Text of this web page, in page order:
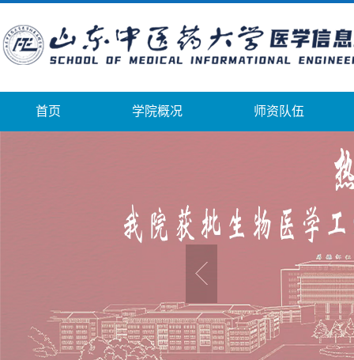
首页 学院概况 师资队伍